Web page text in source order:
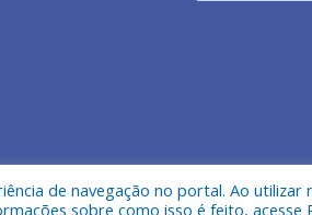
Municipal de São João do Araguaia.
de navegação no portal. Ao
sobre como isso é feito, acesse